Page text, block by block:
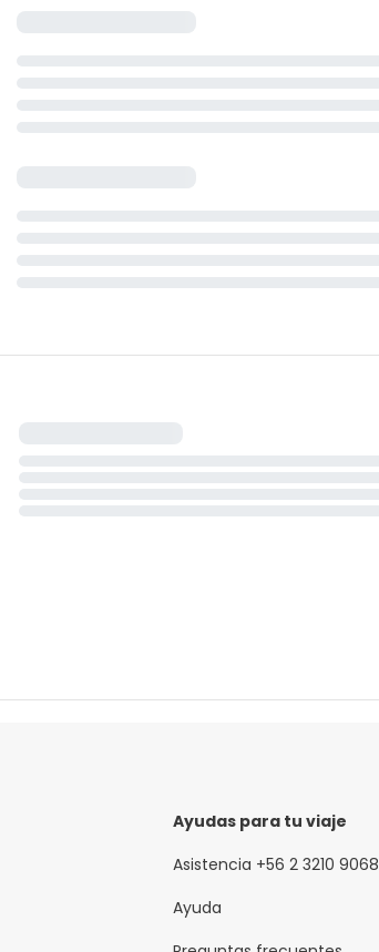
Ayudas para tu viaje
Asistencia +56 2 3210 9068
Ayuda